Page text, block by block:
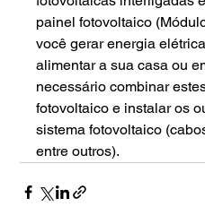
painel fotovoltaico
você gerar energia
alimentar a sua casa ou
necessário combinar
fotovoltaico e instalar os
sistema fotovoltaico
entre outros).